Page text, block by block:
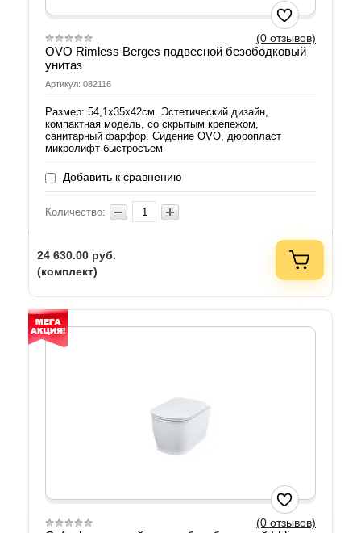
(0 отзывов)
OVO Rimless Berges подвесной безободковый
унитаз
Артикул: 082116
Размер: 54,1х35х42см. Эстетический дизайн,
компактная модель, со скрытым крепежом,
санитарный фарфор. Сидение OVO, дюропласт
микролифт быстросъем
Добавить к сравнению
Количество:
24 630.00 руб.
(комплект)
(0 отзывов)